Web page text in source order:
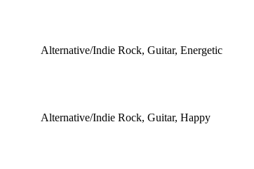
Alternative/Indie Rock, Guitar, Energetic
Alternative/Indie Rock, Guitar, Happy